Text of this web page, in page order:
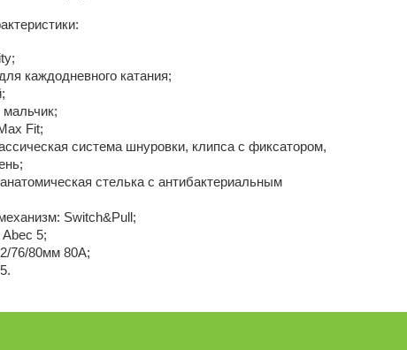
каждодневного катания;
Fit;
система шнуровки, клипса с фиксатором,
стелька с антибактериальным
Switch&Pull;
5;
76/80мм 80А;